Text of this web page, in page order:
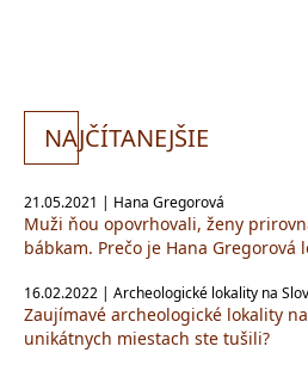
NAJČÍTANEJŠIE
21.05.2021 | Hana Gregorová
Muži ňou opovrhovali, ženy
bábkam. Prečo je Hana Gregorová
16.02.2022 | Archeologické lokality na
Zaujímavé archeologické lokality
unikátnych miestach ste tušili?